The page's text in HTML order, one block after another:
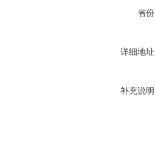
省
详细地
补充说